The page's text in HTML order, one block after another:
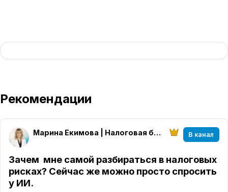
Рекомендации
Марина Екимова | Налоговая безопасность бизнеса В канал
Зачем мне самой разбираться в налоговых
рисках? Сейчас же можно просто спросить
у ИИ.